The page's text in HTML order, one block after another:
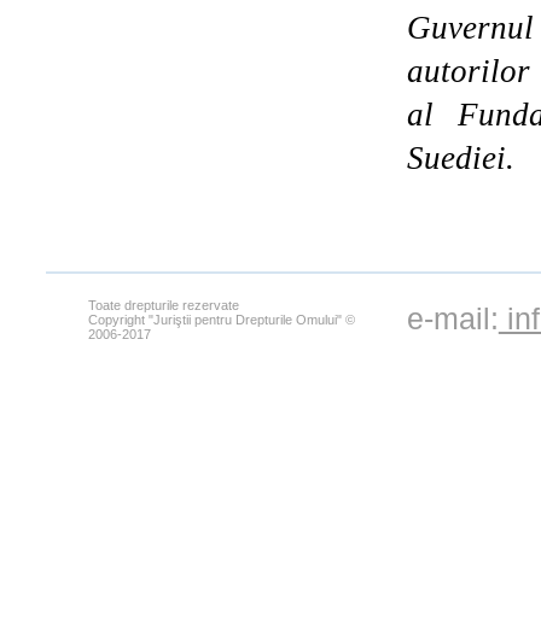
autorilor
al
Suediei.
Toate drepturile rezervate
Copyright "Juriştii pentru Drepturile Omului" ©
2006-2017
e-mail: